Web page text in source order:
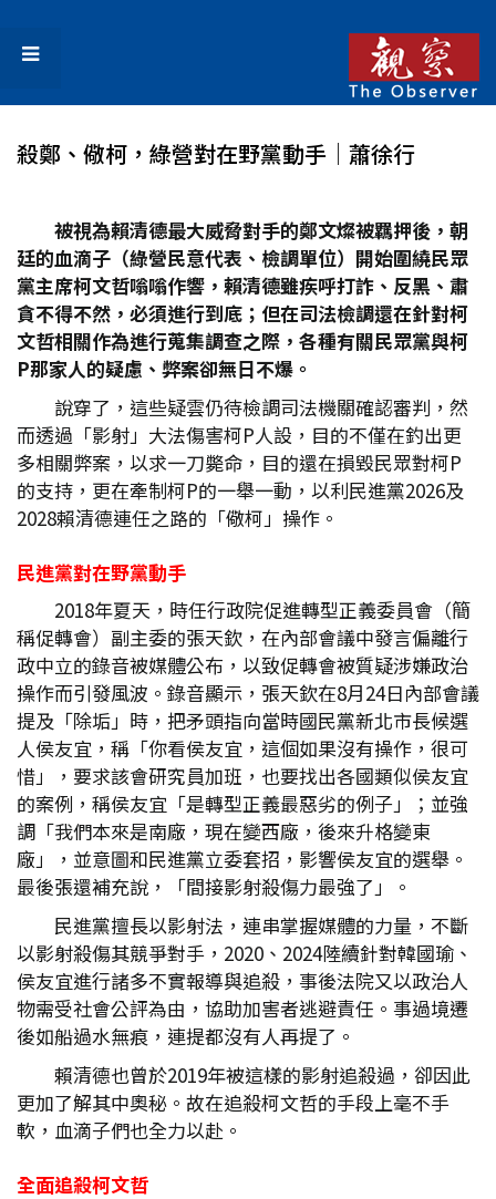
殺鄭、儆柯，綠營對在野黨動手│蕭徐行
被視為賴清德最大威脅對手的鄭文燦被羈押後，朝
廷的血滴子（綠營民意代表、檢調單位）開始圍繞民眾
黨主席柯文哲嗡嗡作響，賴清德雖疾呼打詐、反黑、肅
貪不得不然，必須進行到底；但在司法檢調還在針對柯
文哲相關作為進行蒐集調查之際，各種有關民眾黨與柯
P那家人的疑慮、弊案卻無日不爆。
說穿了，這些疑雲仍待檢調司法機關確認審判，然
而透過「影射」大法傷害柯P人設，目的不僅在釣出更
多相關弊案，以求一刀斃命，目的還在損毀民眾對柯P
的支持，更在牽制柯P的一舉一動，以利民進黨2026及
2028賴清德連任之路的「儆柯」操作。
民進黨對在野黨動手
2018年夏天，時任行政院促進轉型正義委員會（簡
稱促轉會）副主委的張天欽，在內部會議中發言偏離行
政中立的錄音被媒體公布，以致促轉會被質疑涉嫌政治
操作而引發風波。錄音顯示，張天欽在8月24日內部會議
提及「除垢」時，把矛頭指向當時國民黨新北市長候選
人侯友宜，稱「你看侯友宜，這個如果沒有操作，很可
惜」，要求該會研究員加班，也要找出各國類似侯友宜
的案例，稱侯友宜「是轉型正義最惡劣的例子」；並強
調「我們本來是南廠，現在變西廠，後來升格變東
廠」，並意圖和民進黨立委套招，影響侯友宜的選舉。
最後張還補充說，「間接影射殺傷力最強了」。
民進黨擅長以影射法，連串掌握媒體的力量，不斷
以影射殺傷其競爭對手，2020、2024陸續針對韓國瑜、
侯友宜進行諸多不實報導與追殺，事後法院又以政治人
物需受社會公評為由，協助加害者逃避責任。事過境遷
後如船過水無痕，連提都沒有人再提了。
賴清德也曾於2019年被這樣的影射追殺過，卻因此
更加了解其中奧秘。故在追殺柯文哲的手段上毫不手
軟，血滴子們也全力以赴。
全面追殺柯文哲